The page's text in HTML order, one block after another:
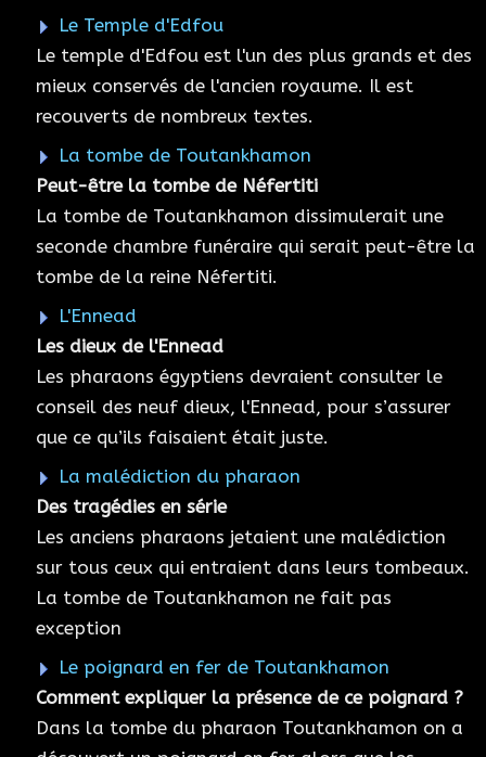
Le Temple d'Edfou
Le temple d'Edfou est l'un des plus grands et des
mieux conservés de l'ancien royaume. Il est
recouverts de nombreux textes.
La tombe de Toutankhamon
Peut-être la tombe de Néfertiti
La tombe de Toutankhamon dissimulerait une
seconde chambre funéraire qui serait peut-être la
tombe de la reine Néfertiti.
L'Ennead
Les dieux de l'Ennead
Les pharaons égyptiens devraient consulter le
conseil des neuf dieux, l'Ennead, pour s’assurer
que ce qu’ils faisaient était juste.
La malédiction du pharaon
Des tragédies en série
Les anciens pharaons jetaient une malédiction
sur tous ceux qui entraient dans leurs tombeaux.
La tombe de Toutankhamon ne fait pas
exception
Le poignard en fer de Toutankhamon
Comment expliquer la présence de ce poignard ?
Dans la tombe du pharaon Toutankhamon on a